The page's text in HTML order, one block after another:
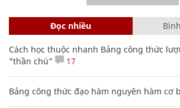
Đọc nhiều
Cách học thuộc nhanh Bảng công thức
"thần chú"
17
Bảng công thức đạo hàm nguyên hàm cơ